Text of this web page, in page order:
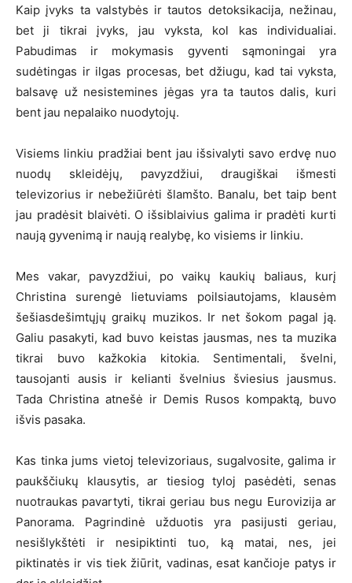
Kaip įvyks ta valstybės ir tautos detoksikacija, nežinau,
bet ji tikrai įvyks, jau vyksta, kol kas individualiai.
Pabudimas ir mokymasis gyventi sąmoningai yra
sudėtingas ir ilgas procesas, bet džiugu, kad tai vyksta,
balsavę už nesistemines jėgas yra ta tautos dalis, kuri
bent jau nepalaiko nuodytojų.
Visiems linkiu pradžiai bent jau išsivalyti savo erdvę nuo
nuodų skleidėjų, pavyzdžiui, draugiškai išmesti
televizorius ir nebežiūrėti šlamšto. Banalu, bet taip bent
jau pradėsit blaivėti. O išsiblaivius galima ir pradėti kurti
naują gyvenimą ir naują realybę, ko visiems ir linkiu.
Mes vakar, pavyzdžiui, po vaikų kaukių baliaus, kurį
Christina surengė lietuviams poilsiautojams, klausėm
šešiasdešimtųjų graikų muzikos. Ir net šokom pagal ją.
Galiu pasakyti, kad buvo keistas jausmas, nes ta muzika
tikrai buvo kažkokia kitokia. Sentimentali, švelni,
tausojanti ausis ir kelianti švelnius šviesius jausmus.
Tada Christina atnešė ir Demis Rusos kompaktą, buvo
išvis pasaka.
Kas tinka jums vietoj televizoriaus, sugalvosite, galima ir
paukščiukų klausytis, ar tiesiog tyloj pasėdėti, senas
nuotraukas pavartyti, tikrai geriau bus negu Eurovizija ar
Panorama. Pagrindinė užduotis yra pasijusti geriau,
nesišlykštėti ir nesipiktinti tuo, ką matai, nes, jei
piktinatės ir vis tiek žiūrit, vadinas, esat kančioje patys ir